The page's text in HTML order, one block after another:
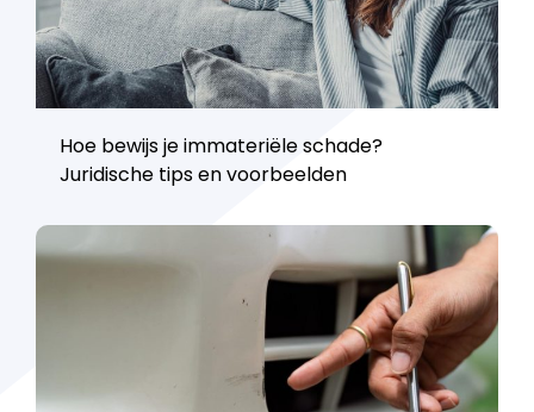
Hoe bewijs je immateriële schade?
Juridische tips en voorbeelden